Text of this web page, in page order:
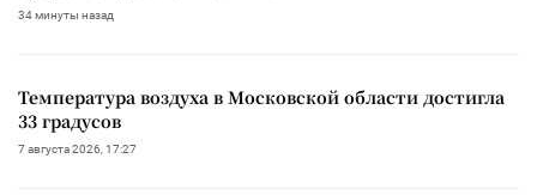
34 минуты назад
Температура воздуха в Московской области достигла
33 градусов
7 августа 2026, 17:27